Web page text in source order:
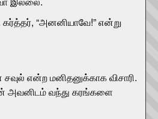
கர்த்தர், “அனனியாவே!” என்று
என்ற மனிதனுக்காக விசாரி.
அவனிடம் வந்து கரங்களை